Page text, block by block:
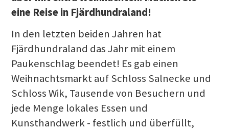
eine Reise in Fjärdhundraland!
In den letzten beiden Jahren hat
Fjärdhundraland das Jahr mit einem
Paukenschlag beendet! Es gab einen
Weihnachtsmarkt auf Schloss Salnecke und
Schloss Wik, Tausende von Besuchern und
jede Menge lokales Essen und
Kunsthandwerk - festlich und überfüllt,